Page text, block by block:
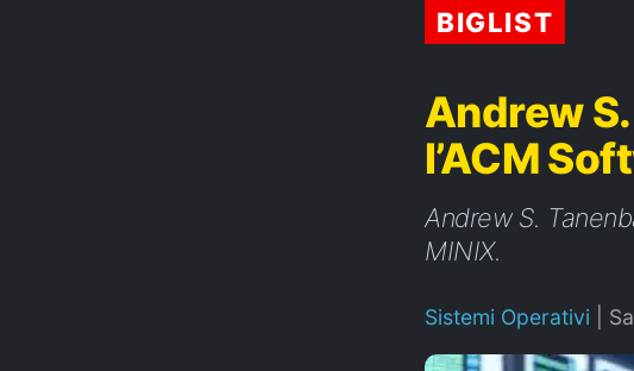
BIGLIST
Andrew
l’ACM
Andrew S.
MINIX.
Sistemi Operativi